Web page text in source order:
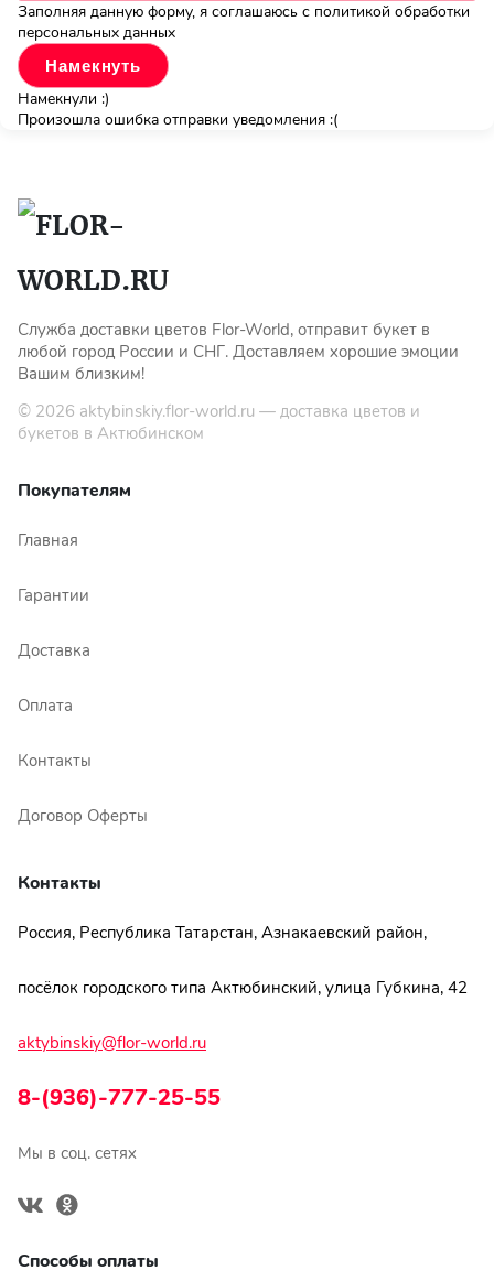
Заполняя данную форму, я соглашаюсь с политикой обработки
персональных данных
Намекнули :)
Произошла ошибка отправки уведомления :(
Служба доставки цветов Flor-World, отправит букет в
любой город России и СНГ. Доставляем хорошие эмоции
Вашим близким!
© 2026 aktybinskiy.flor-world.ru — доставка цветов и
букетов в Актюбинском
Покупателям
Главная
Гарантии
Доставка
Оплата
Контакты
Договор Оферты
Контакты
Россия, Республика Татарстан, Азнакаевский район,
посёлок городского типа Актюбинский, улица Губкина, 42
aktybinskiy@flor-world.ru
8-(936)-777-25-55
Мы в соц. сетях
Способы оплаты